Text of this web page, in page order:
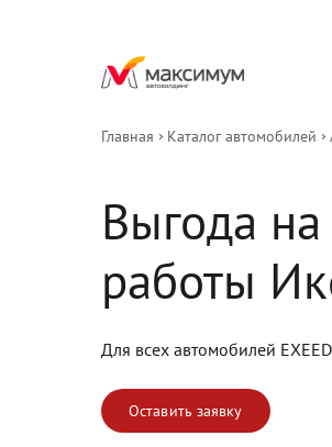
Главная Каталог автомобилей
Выгода
работы
Для всех автомобилей
Оставить заявку